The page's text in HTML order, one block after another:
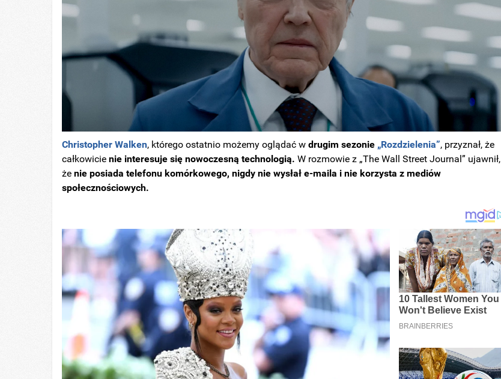
Christopher Walken, którego ostatnio możemy oglądać wdrugim sezonie „Rozdzielenia”, przyznał, że
całkowicienie interesuje się nowoczesną technologią. W rozmowie z „The Wall Street Journal” ujawnił,
żenie posiada telefonu komórkowego, nigdy nie wysłał e-maila i nie korzysta z mediów
społecznościowych.